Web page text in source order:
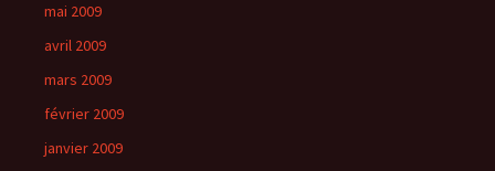
mai 2009
avril 2009
mars 2009
février 2009
janvier 2009